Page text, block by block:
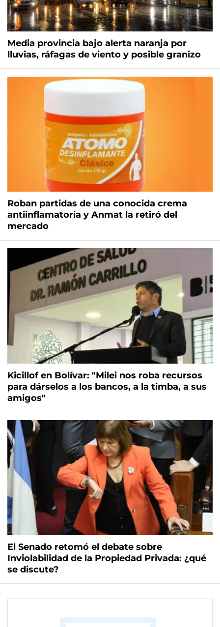
Media provincia bajo alerta naranja por
lluvias, ráfagas de viento y posible granizo
Roban partidas de una conocida crema
antiinflamatoria y Anmat la retiró del
mercado
Kicillof en Bolívar: "Milei nos roba recursos
para dárselos a los bancos, a la timba, a sus
amigos"
El Senado retomó el debate sobre
Inviolabilidad de la Propiedad Privada: ¿qué
se discute?